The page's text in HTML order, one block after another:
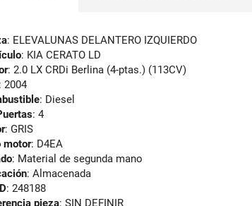
: ELEVALUNAS DELANTERO IZQUIERDO
: KIA CERATO LD
: 2.0 LX CRDi Berlina (4-ptas.) (113CV)
: 2004
: Diesel
: 4
: GRIS
motor: D4EA
: Material de segunda mano
: Almacenada
: 248188
pieza: SIN DEFINIR